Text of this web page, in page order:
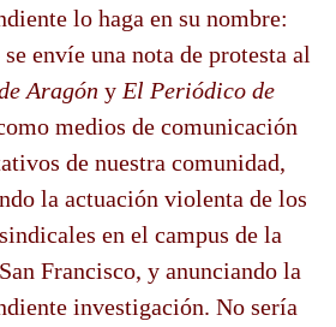
lo haga en su nombre:
envíe una nota de protesta al
Aragón y El Periódico de
medios de comunicación
de nuestra comunidad,
la actuación violenta de los
en el campus de la
Francisco, y anunciando la
investigación. No sería